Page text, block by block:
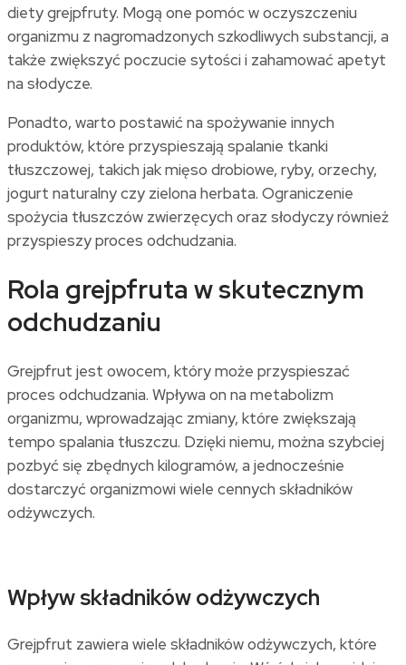
diety grejpfruty. Mogą one pomóc w oczyszczeniu
organizmu z nagromadzonych szkodliwych substancji, a
także zwiększyć poczucie sytości i zahamować apetyt
na słodycze.
Ponadto, warto postawić na spożywanie innych
produktów, które przyspieszają spalanie tkanki
tłuszczowej, takich jak mięso drobiowe, ryby, orzechy,
jogurt naturalny czy zielona herbata. Ograniczenie
spożycia tłuszczów zwierzęcych oraz słodyczy również
przyspieszy proces odchudzania.
Rola grejpfruta w skutecznym
odchudzaniu
Grejpfrut jest owocem, który może przyspieszać
proces odchudzania. Wpływa on na metabolizm
organizmu, wprowadzając zmiany, które zwiększają
tempo spalania tłuszczu. Dzięki niemu, można szybciej
pozbyć się zbędnych kilogramów, a jednocześnie
dostarczyć organizmowi wiele cennych składników
odżywczych.
Wpływ składników odżywczych
Grejpfrut zawiera wiele składników odżywczych, które